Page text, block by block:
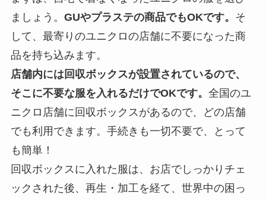
ましょう。 GUやプラステの商品でもOKです。 そ
して、最寄りのユニクロの店舗に不要になった商
品を持ち込みます。
店舗内には回収ボックスが設置されているので、
そこに不要な服を入れるだけでOKです。 全国のユ
ニクロ店舗に回収ボックスがあるので、どの店舗
でも利用できます。手続きも一切不要で、とって
も簡単！
回収ボックスに入れた服は、お店でしっかりチェ
ックされた後、再生・加工を経て、世界中の困っ